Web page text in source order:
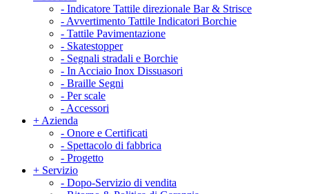
- Indicatore Tattile direzionale Bar & Strisce
- Avvertimento Tattile Indicatori Borchie
- Tattile Pavimentazione
- Skatestopper
- Segnali stradali e Borchie
- In Acciaio Inox Dissuasori
- Braille Segni
- Per scale
- Accessori
+ Azienda
- Onore e Certificati
- Spettacolo di fabbrica
- Progetto
+ Servizio
- Dopo-Servizio di vendita